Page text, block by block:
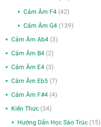
Cảm Âm F4 (42)
Cảm Âm G4 (139)
Cảm Âm Ab4 (3)
Cảm Âm B4 (2)
Cảm Âm E4 (3)
Cảm Âm Eb5 (7)
Cảm Âm F#4 (4)
Kiến Thức (34)
Hướng Dẫn Học Sáo Trúc (15)